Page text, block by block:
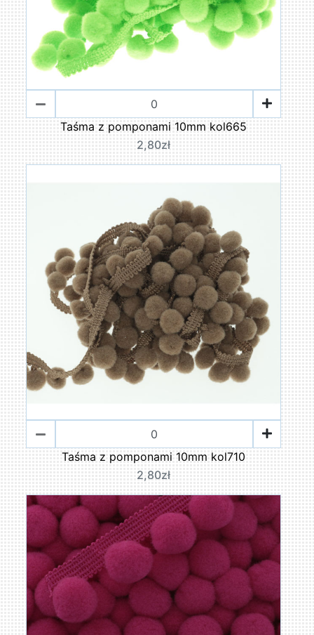
Taśma z pomponami 10mm kol665
2,80zł
Taśma z pomponami 10mm kol710
2,80zł